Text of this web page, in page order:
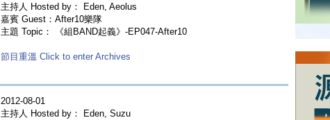
主持人 Hosted by： Eden, Aeolus
嘉賓 Guest：After10樂隊
主題 Topic： 《組BAND起義》-EP047-After10
節目重溫 Click to enter Archives
2012-08-01
主持人 Hosted by： Eden, Suzu